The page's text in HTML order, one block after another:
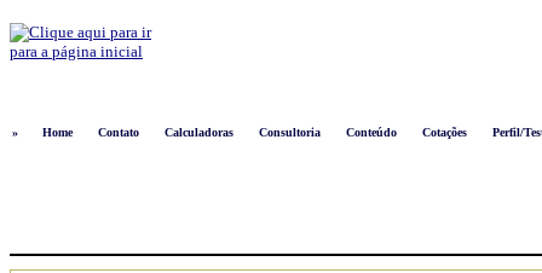
»
Home Contato Calculadoras Consultoria Conteúdo Cotações Perfil/